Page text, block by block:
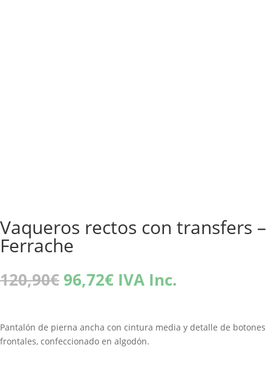
Vaqueros rectos con transfers –
Ferrache
120,90€ El
precio
era:
120,90€.
96,72€El
precio
es:
96,72€.
IVA Inc.
Pantalón de pierna ancha con cintura media y detalle de botones
frontales, confeccionado en algodón.